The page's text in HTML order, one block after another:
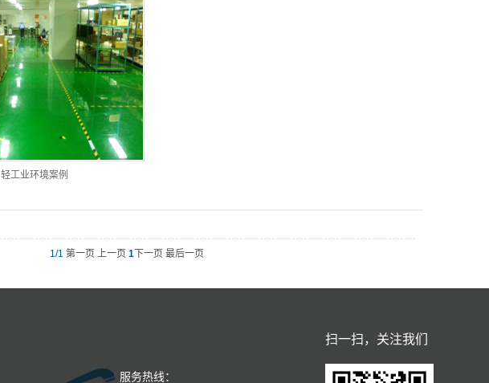
轻工业环境案例
1/1 第一页 上一页 1 下一页 最后一页
服务热线：
扫一扫，关注我们